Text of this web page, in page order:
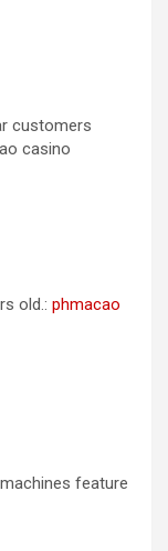
customers
casino
old.: phmacao
feature